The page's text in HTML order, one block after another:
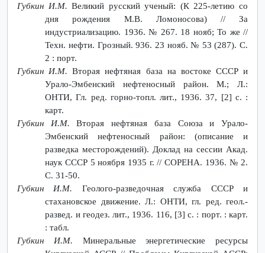
Губкин И.М. Великий русский ученый: (К 225-летию со
дня рождения М.В. Ломоносова) // За
индустриализацию. 1936. № 267. 18 нояб; То же //
Техн. нефти. Грозный. 936. 23 нояб. № 53 (287). С.
2 : порт.
Губкин И.М.Вторая нефтяная база на востоке СССР и
Урало-Эмбенский нефтеносный район. М.; Л.:
ОНТИ, Гл. ред. горно-топл. лит., 1936. 37, [2] с. :
карт.
Губкин И.М.Вторая нефтяная база Союза и Урало-
Эмбенский нефтеносный район: (описание и
разведка месторождений). Доклад на сессии Акад.
наук СССР 5 ноября 1935 г. // СОРЕНА. 1936. № 2.
С. 31-50.
Губкин И.М. Геолого-разведочная служба СССР и
стахановское движение. Л.: ОНТИ, гл. ред. геол.-
развед. и геодез. лит., 1936. 116, [3] с. : порт. : карт.
: табл.
Губкин И.М. Минеральные энергетические ресурсы